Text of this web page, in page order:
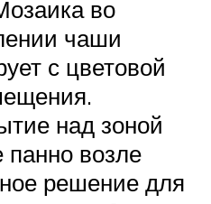
во
чаши
с цветовой
над зоной
панно возле
решение для